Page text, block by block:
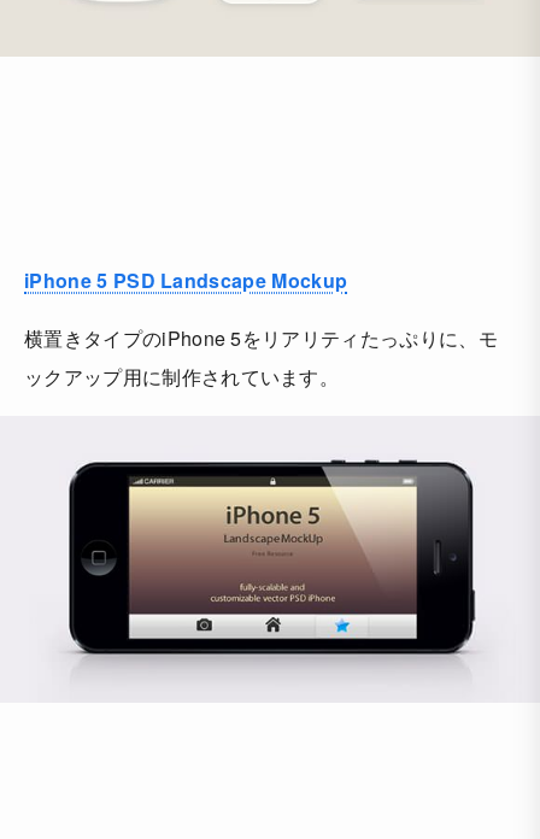
iPhone 5 PSD Landscape Mockup
横置きタイプのiPhone 5をリアリティたっぷりに、モ
ックアップ用に制作されています。